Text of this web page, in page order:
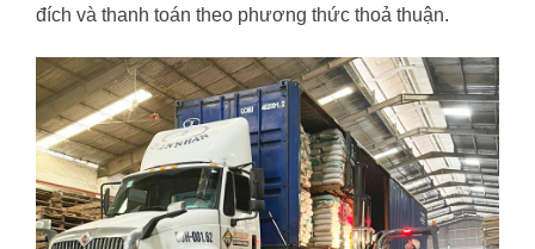
đích và thanh toán theo phương thức thoả thuận.